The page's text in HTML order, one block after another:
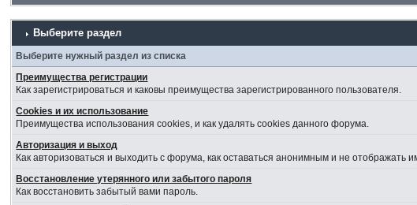
Выберите раздел
Выберите нужный раздел из списка
Преимущества регистрации
Как зарегистрироваться и каковы преимущества зарегистрированного пользователя.
Cookies и их использование
Преимущества использования cookies, и как удалять cookies данного форума.
Авторизация и выход
Как авторизоваться и выходить с форума, как оставаться анонимным и не отображать
Восстановление утерянного или забытого пароля
Как восстановить забытый вами пароль.